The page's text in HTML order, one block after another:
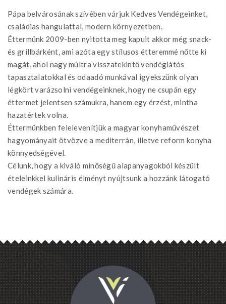
Pápa belvárosának szívében várjuk Kedves Vendégeinket,
családias hangulattal, modern környezetben.
Éttermünk 2009-ben nyitotta meg kapuit akkor még snack-
és grillbárként, ami azóta egy stílusos étteremmé nőtte ki
magát, ahol nagy múltra visszatekintő vendéglátós
tapasztalatokkal és odaadó munkával igyekszünk olyan
légkört varázsolni vendégeinknek, hogy ne csupán egy
éttermet jelentsen számukra, hanem egy érzést, mintha
hazatértek volna.
Éttermünkben felelevenítjük a magyar konyhaművészet
hagyományait ötvözve a mediterrán, illetve reform konyha
könnyedségével.
Célunk, hogy a kiváló minőségű alapanyagokból készült
ételeinkkel kulináris élményt nyújtsunk a hozzánk látogató
vendégek számára.